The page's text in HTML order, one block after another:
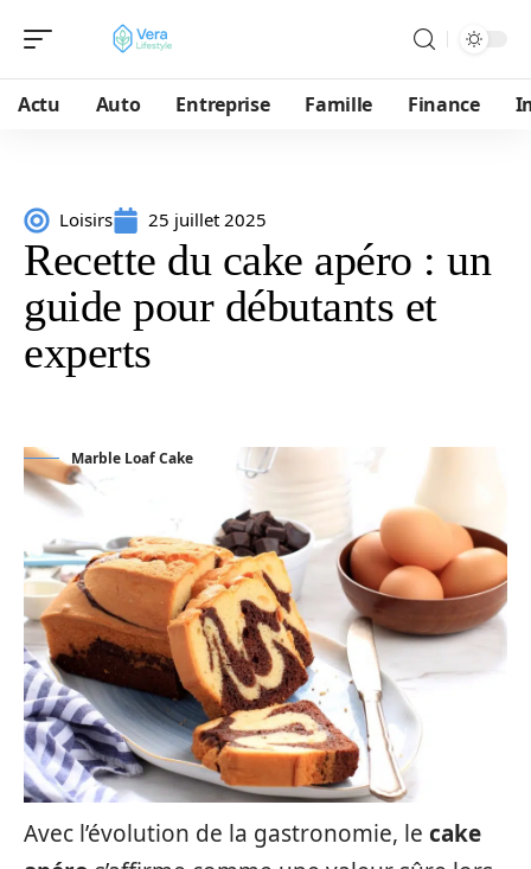
Actu Auto Entreprise Famille Finance
Loisirs 25 juillet 2025
Recette du cake apéro : un
guide pour débutants et
experts
Marble Loaf Cake
Avec l’évolution de la gastronomie, le cake